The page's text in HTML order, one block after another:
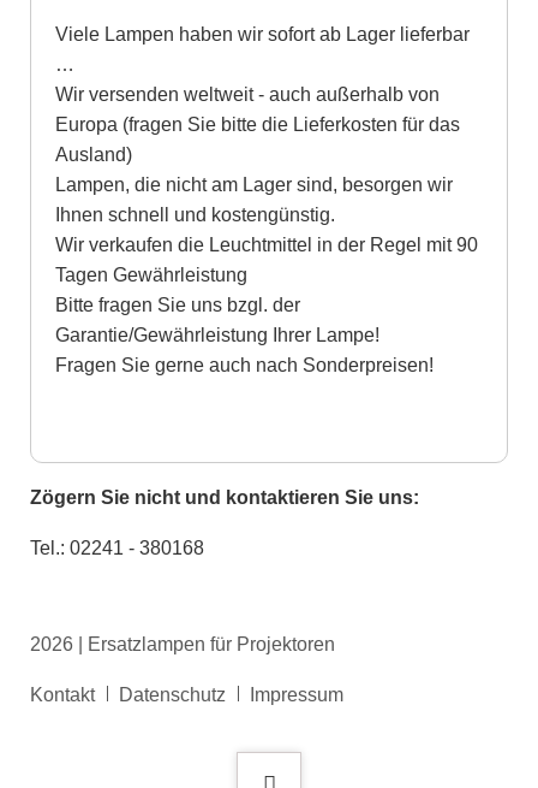
Viele Lampen haben wir sofort ab Lager lieferbar
…
Wir versenden weltweit - auch außerhalb von
Europa (fragen Sie bitte die Lieferkosten für das
Ausland)
Lampen, die nicht am Lager sind, besorgen wir
Ihnen schnell und kostengünstig.
Wir verkaufen die Leuchtmittel in der Regel mit 90
Tagen Gewährleistung
Bitte fragen Sie uns bzgl. der
Garantie/Gewährleistung Ihrer Lampe!
Fragen Sie gerne auch nach Sonderpreisen!
Zögern Sie nicht und kontaktieren Sie uns:
Tel.: 02241 - 380168
2026 | Ersatzlampen für Projektoren
Navigation
Kontakt Datenschutz Impressum